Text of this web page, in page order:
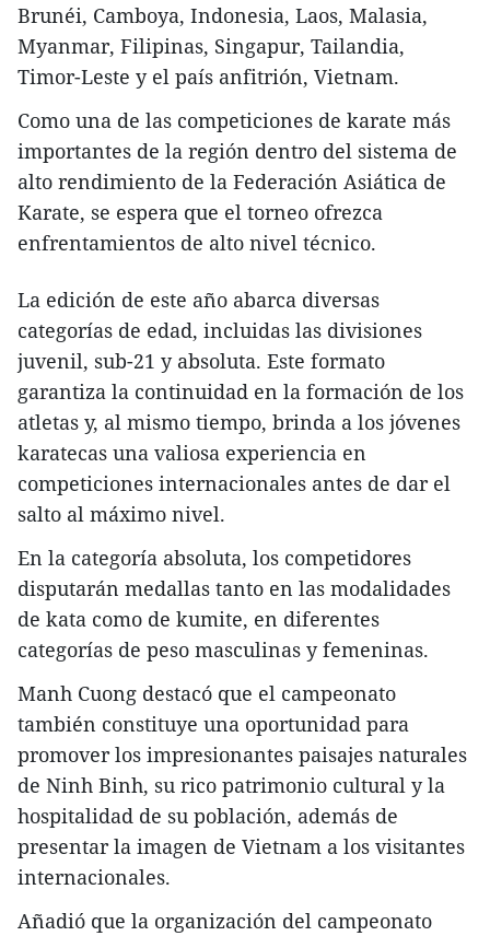
Brunéi, Camboya, Indonesia, Laos, Malasia,
Myanmar, Filipinas, Singapur, Tailandia,
Timor-Leste y el país anfitrión, Vietnam.
Como una de las competiciones de karate más
importantes de la región dentro del sistema de
alto rendimiento de la Federación Asiática de
Karate, se espera que el torneo ofrezca
enfrentamientos de alto nivel técnico.
La edición de este año abarca diversas
categorías de edad, incluidas las divisiones
juvenil, sub-21 y absoluta. Este formato
garantiza la continuidad en la formación de los
atletas y, al mismo tiempo, brinda a los jóvenes
karatecas una valiosa experiencia en
competiciones internacionales antes de dar el
salto al máximo nivel.
En la categoría absoluta, los competidores
disputarán medallas tanto en las modalidades
de kata como de kumite, en diferentes
categorías de peso masculinas y femeninas.
Manh Cuong destacó que el campeonato
también constituye una oportunidad para
promover los impresionantes paisajes naturales
de Ninh Binh, su rico patrimonio cultural y la
hospitalidad de su población, además de
presentar la imagen de Vietnam a los visitantes
internacionales.
Añadió que la organización del campeonato